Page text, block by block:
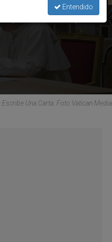
que se están dando para
Una Carta. Foto:Vatican Media
Entendido